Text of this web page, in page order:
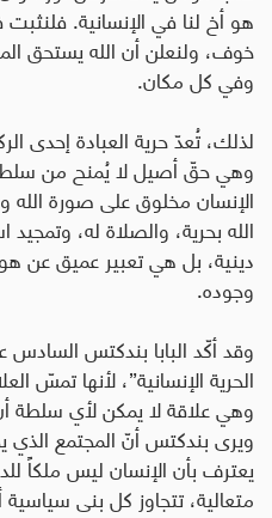
هو أخ لنا في الإنسانية.فلنثبت
خوف، ولنعلن أن الله يستحق
وفي كل مكان.
لذلك، تُعدّ حرية العبادة إحدى
وهي حقّ أصيل لا يُمنح من
الإنسان مخلوق على صورة الله
الله بحرية، والصلاة له،
دينية، بل هي تعبير عميق عن
وجوده.
وقد أكّد البابا بندكتس
الحرية الإنسانية”، لأنها تمسّ
وهي علاقة لا يمكن لأي سلطة
ويرى بندكتس أنّ المجتمع الذي
يعترف بأن الإنسان ليس ملكاً
متعالية، تتجاوز كل بنى سياسية